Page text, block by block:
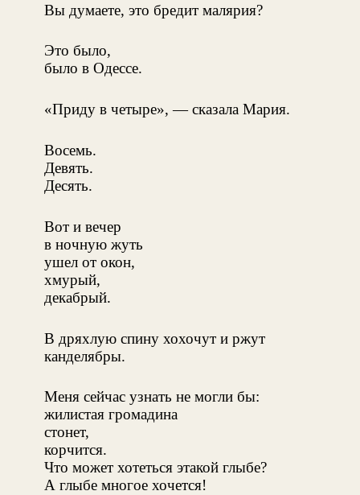
Вы думаете, это бредит малярия?
Это было,
было в Одессе.
«Приду в четыре», — сказала Мария.
Восемь.
Девять.
Десять.
Вот и вечер
в ночную жуть
ушел от окон,
хмурый,
декабрый.
В дряхлую спину хохочут и ржут
канделябры.
Меня сейчас узнать не могли бы:
жилистая громадина
стонет,
корчится.
Что может хотеться этакой глыбе?
А глыбе многое хочется!